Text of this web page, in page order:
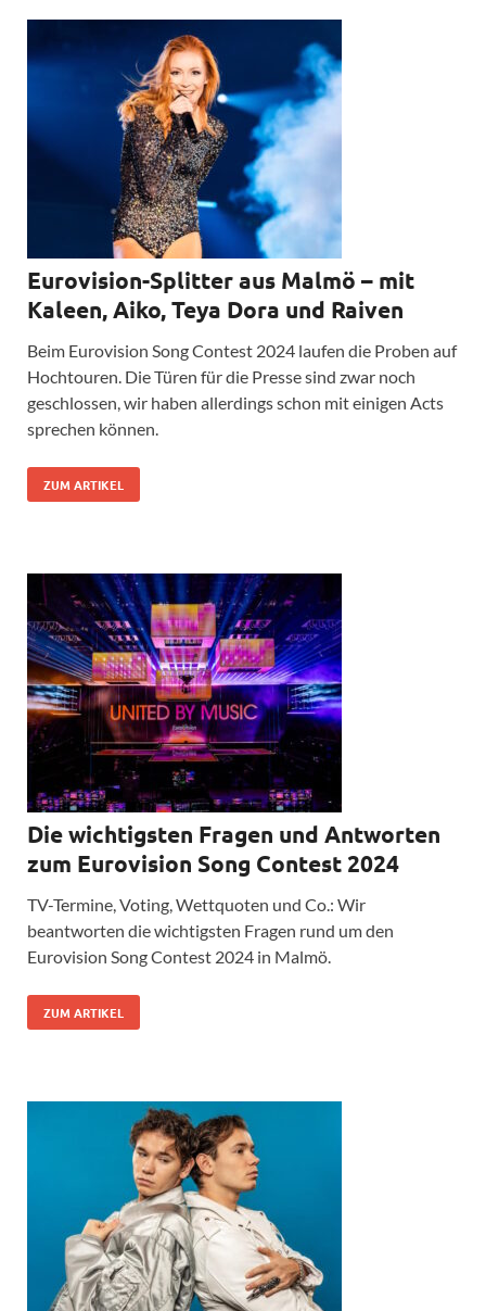
Eurovision-Splitter aus Malmö – mit
Kaleen, Aiko, Teya Dora und Raiven
Beim Eurovision Song Contest 2024 laufen die Proben auf
Hochtouren. Die Türen für die Presse sind zwar noch
geschlossen, wir haben allerdings schon mit einigen Acts
sprechen können.
ZUM ARTIKEL
Die wichtigsten Fragen und Antworten
zum Eurovision Song Contest 2024
TV-Termine, Voting, Wettquoten und Co.: Wir
beantworten die wichtigsten Fragen rund um den
Eurovision Song Contest 2024 in Malmö.
ZUM ARTIKEL